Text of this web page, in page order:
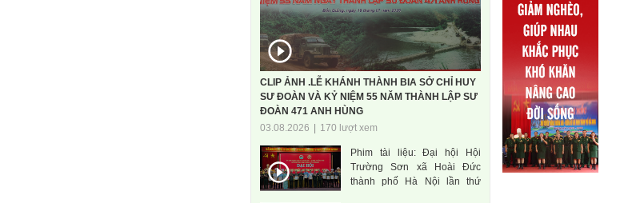
CLIP ẢNH .LỄ KHÁNH THÀNH BIA SỞ CHỈ HUY
SƯ ĐOÀN VÀ KỶ NIỆM 55 NĂM THÀNH LẬP SƯ
ĐOÀN 471 ANH HÙNG
03.08.2026
170 lượt xem
Phim tài liệu: Đại hội Hội
Trường Sơn xã Hoài Đức
thành phố Hà Nội lần thứ